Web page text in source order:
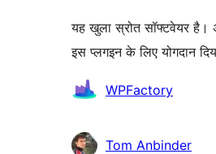
यह खुला स्रोत सॉफ्टवेयर है।
इस प्लगइन के लिए योगदान
योगदानकर्ताWPFactory
Tom Anbinder